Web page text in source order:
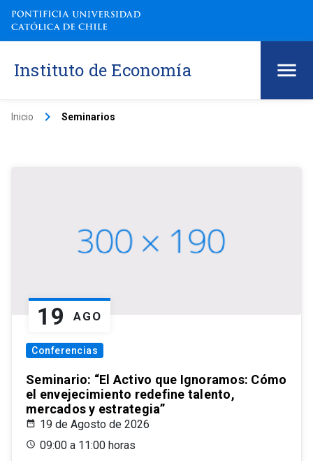
Instituto de Economía
Inicio keyboard_arrow_right Seminarios
19 AGO
Conferencias
Seminario: “El Activo que Ignoramos: Cómo
el envejecimiento redefine talento,
mercados y estrategia”
19 de Agosto de 2026
09:00 a 11:00 horas